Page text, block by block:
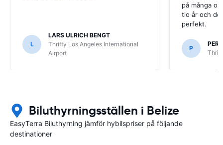
L
LARS ULRICH BENGT
Thrifty Los Angeles International
Airport
på många
tio år och
perfekt.
P
PER
Biluthyrningsställen i Belize
EasyTerra Biluthyrning jämför hybilspriser på följande
destinationer